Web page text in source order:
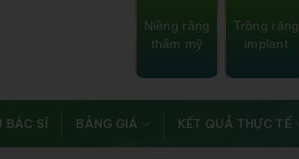
Niềng răng
thẩm mỹ
Trồng răng
implant
BÁC SĨ BẢNG GIÁ KẾT QUẢ THỰC TẾ